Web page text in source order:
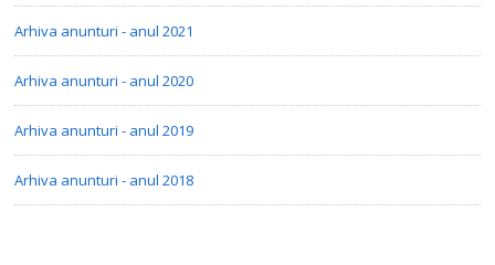
Arhiva anunturi - anul 2021
Arhiva anunturi - anul 2020
Arhiva anunturi - anul 2019
Arhiva anunturi - anul 2018